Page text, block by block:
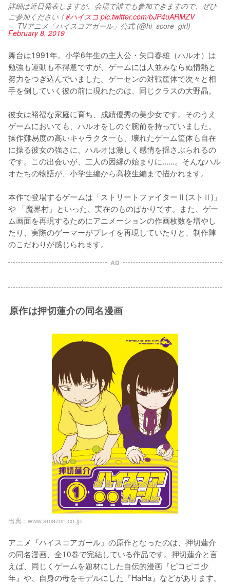
詳細は近日発表しますが、会場で誰でも参加できますので、ぜひ
ご参加ください！ #ハイスコ pic.twitter.com/bJP4uARMZV
— TVアニメ「ハイスコアガール」公式 (@hi_score_girl)
February 8, 2019
舞台は1991年。小学6年生の主人公・矢口春雄（ハルオ）は
勉強も運動も不得意ですが、ゲームには人並みならぬ情熱と
努力をつぎ込んでいました。ゲーセンの対戦筐体で次々と相
手を倒していく彼の前に現れたのは、同じクラスの大野晶。
彼女は裕福な家庭に育ち、成績優秀の美少女です。そのうえ
ゲームにおいても、ハルオをしのぐ腕前を持っていました。
操作難易度の高いキャラクターも、壊れたゲーム筐体も自在
に操る彼女の強さに、ハルオは激しく感情を揺さぶられるの
です。この出会いが、二人の因縁の始まりに......。そんなハル
オたちの物語が、小学生編から高校生編まで描かれます。
本作で登場するゲームは「ストリートファイターⅡ(ストⅡ)」
や 「魔界村」といった、実在のものばかりです。また、ゲー
ム画面を再現するためにアニメーションの作画枚数を増やし
たり、実際のゲーマーがプレイを再現していたりと、制作陣
のこだわりが感じられます。
AD
原作は押切蓮介の同名漫画
出典 : www.amazon.co.jp
アニメ『ハイスコアガール』の原作となったのは、押切蓮介
の同名漫画、全10巻で完結している作品です。押切蓮介と言
えば、同じくゲームを題材にした自伝的漫画『ピコピコ少
年』や、自身の母をモデルにした『HaHa』などがあります。